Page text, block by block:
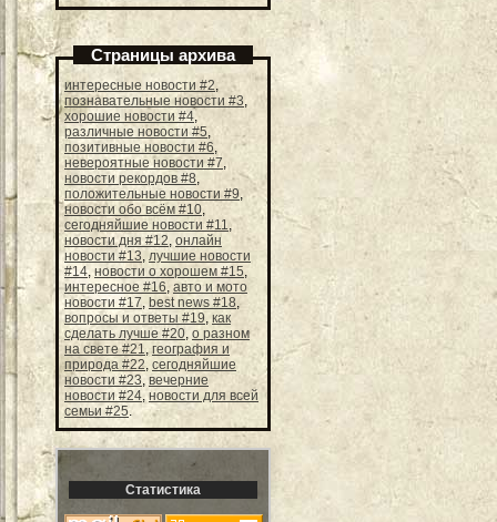
Страницы архива
интересные новости #2,
познавательные новости #3,
хорошие новости #4,
различные новости #5,
позитивные новости #6,
невероятные новости #7,
новости рекордов #8,
положительные новости #9,
новости обо всём #10,
сегодняйшие новости #11,
новости дня #12, онлайн
новости #13, лучшие новости
#14, новости о хорошем #15,
интересное #16, авто и мото
новости #17, best news #18,
вопросы и ответы #19, как
сделать лучше #20, о разном
на свете #21, география и
природа #22, сегодняйшие
новости #23, вечерние
новости #24, новости для всей
семьи #25.
Статистика